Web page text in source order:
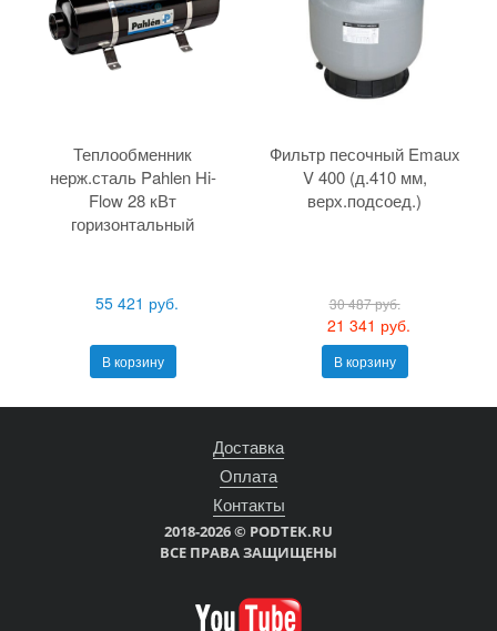
Теплообменник
нерж.сталь Pahlen Hi-
Flow 28 кВт
горизонтальный
55 421 руб.
В корзину
Фильтр песочный Emaux
V 400 (д.410 мм,
верх.подсоед.)
30 487 руб.
21 341 руб.
В корзину
Доставка
Оплата
Контакты
2018-2026 © PODTEK.RU
ВСЕ ПРАВА ЗАЩИЩЕНЫ